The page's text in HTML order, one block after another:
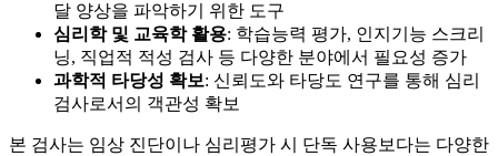
달 양상을 파악하기 위한 도구
심리학 및 교육학 활용: 학습능력 평가, 인지기능 스크리
닝, 직업적 적성 검사 등 다양한 분야에서 필요성 증가
과학적 타당성 확보: 신뢰도와 타당도 연구를 통해 심리
검사로서의 객관성 확보
본 검사는 임상 진단이나 심리평가 시 단독 사용보다는 다양한